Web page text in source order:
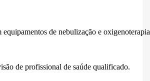
de nebulização e oxigenoterapia
de profissional de saúde qualificado.